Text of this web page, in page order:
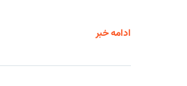
ادامه خبر